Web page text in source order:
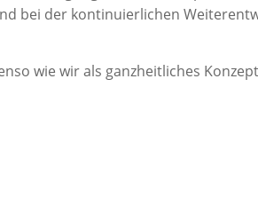
bei der kontinuierlichen
wie wir als ganzheitliches